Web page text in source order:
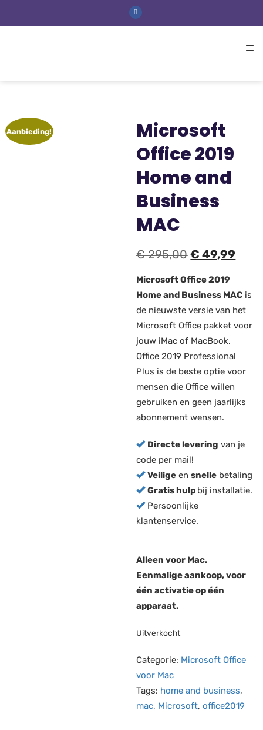
Aanbieding!
Microsoft
Office 2019
Home and
Business
MAC
€295,00 € 49,99
Microsoft Office 2019
Home and Business MAC is
de nieuwste versie van het
Microsoft Office pakket voor
jouw iMac of MacBook.
Office 2019 Professional
Plus is de beste optie voor
mensen die Office willen
gebruiken en geen jaarlijks
abonnement wensen.
Directe levering van je
code per mail!
Veilige ensnelle betaling
Gratis hulp bij installatie.
Persoonlijke
klantenservice.
Alleen voor Mac.
Eenmalige aankoop, voor
één activatie op één
apparaat.
Uitverkocht
Categorie: Microsoft Office
voor Mac
Tags: home and business,
mac, Microsoft,office2019